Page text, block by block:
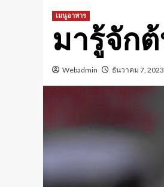
เมนูอาหาร
มารู้จัก
Webadmin ธันวาคม 7, 2023